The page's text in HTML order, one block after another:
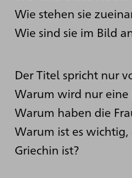
Wie stehen sie
Wie sind sie im Bild
Der Titel spricht nur
Warum wird nur eine
Warum haben die
Warum ist es wichtig,
Griechin ist?